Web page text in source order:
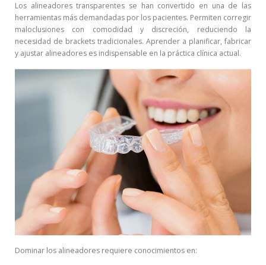
Los alineadores transparentes se han convertido en una de las
herramientas más demandadas por los pacientes. Permiten corregir
maloclusiones con comodidad y discreción, reduciendo la
necesidad de brackets tradicionales. Aprender a planificar, fabricar
y ajustar alineadores es indispensable en la práctica clínica actual.
Dominar los alineadores requiere conocimientos en: